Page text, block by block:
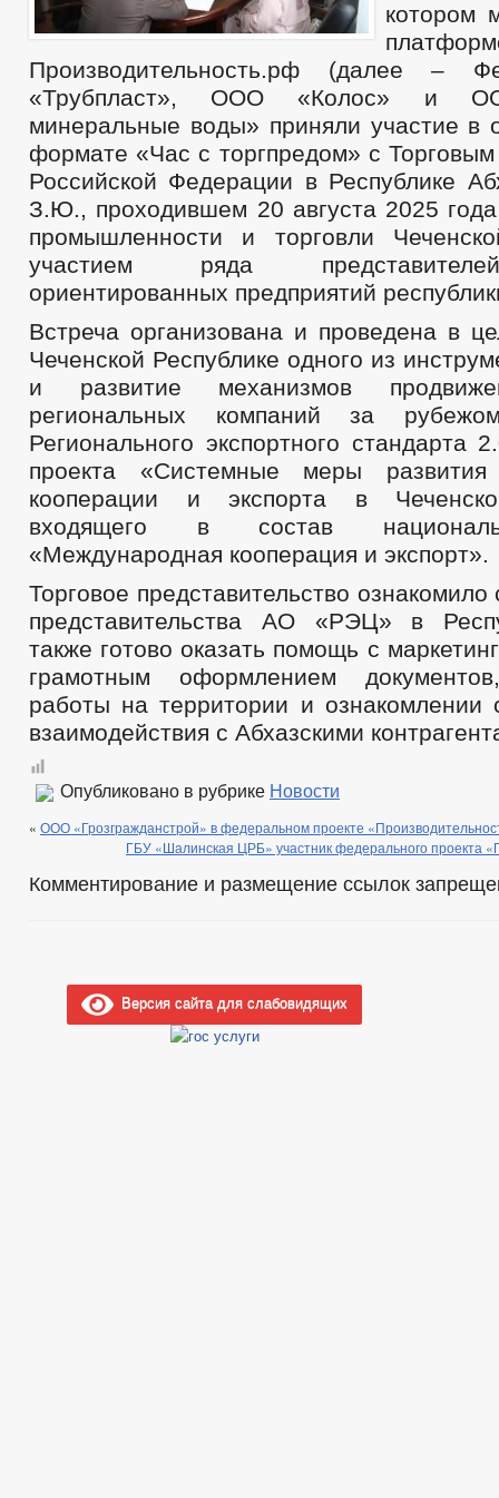
котором
Производительность.рф (далее –
«Трубпласт», ООО «Колос» и
минеральные воды» приняли участие в
формате «Час с торгпредом» с
Российской Федерации в Республике
З.Ю., проходившем 20 августа 2025
промышленности и торговли
участием ряда
ориентированных предприятий
Встреча организована и проведена в
Чеченской Республике одного из
и развитие механизмов
региональных компаний за
Регионального экспортного стандарта
проекта «Системные меры развития
кооперации и экспорта в
входящего в состав
«Международная кооперация и экспорт».
Торговое представительство
представительства АО «РЭЦ» в
также готово оказать помощь с
грамотным оформлением
работы на территории и ознакомлении
взаимодействия с Абхазскими
Опубликовано в рубрике Новости
« ООО «Грозгражданстрой» в федеральном проекте
ГБУ «Шалинская ЦРБ» участник федерального проекта
Комментирование и размещение ссылок
Версия сайта для слабовидящих